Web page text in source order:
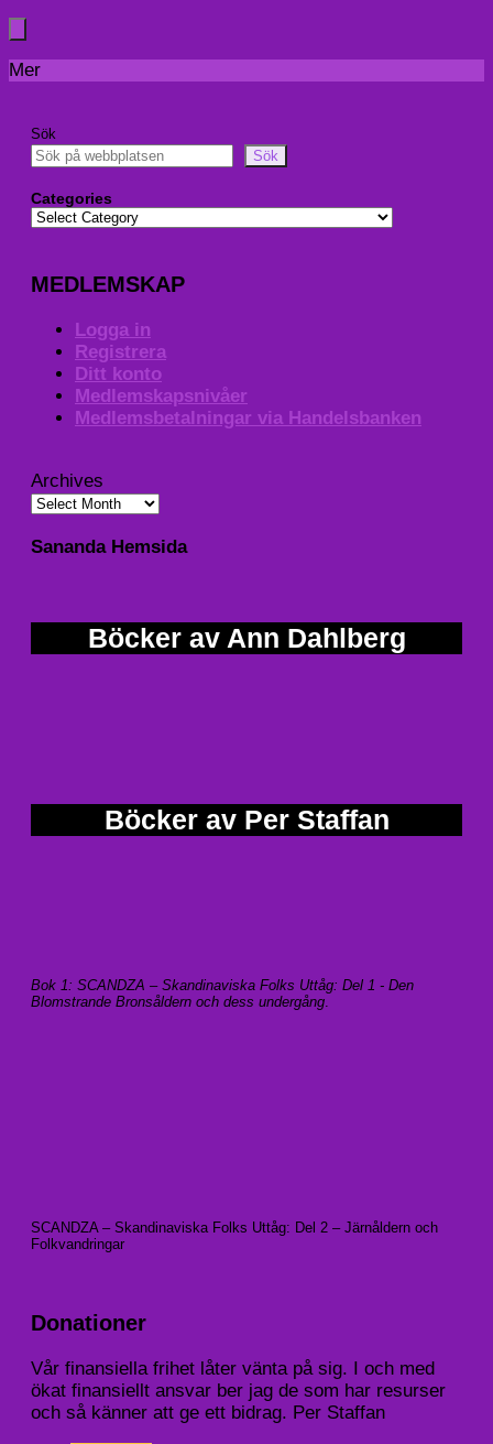
Mer
Sök
Sök
Categories
MEDLEMSKAP
Logga in
Registrera
Ditt konto
Medlemskapsnivåer
Medlemsbetalningar via Handelsbanken
Archives
Sananda Hemsida
Böcker av Ann Dahlberg
Böcker av Per Staffan
Bok 1: SCANDZA – Skandinaviska Folks Uttåg: Del 1 - Den
Blomstrande Bronsåldern och dess undergång.
SCANDZA – Skandinaviska Folks Uttåg: Del 2 – Järnåldern och
Folkvandringar
Donationer
Vår finansiella frihet låter vänta på sig. I och med
ökat finansiellt ansvar ber jag de som har resurser
och så känner att ge ett bidrag. Per Staffan